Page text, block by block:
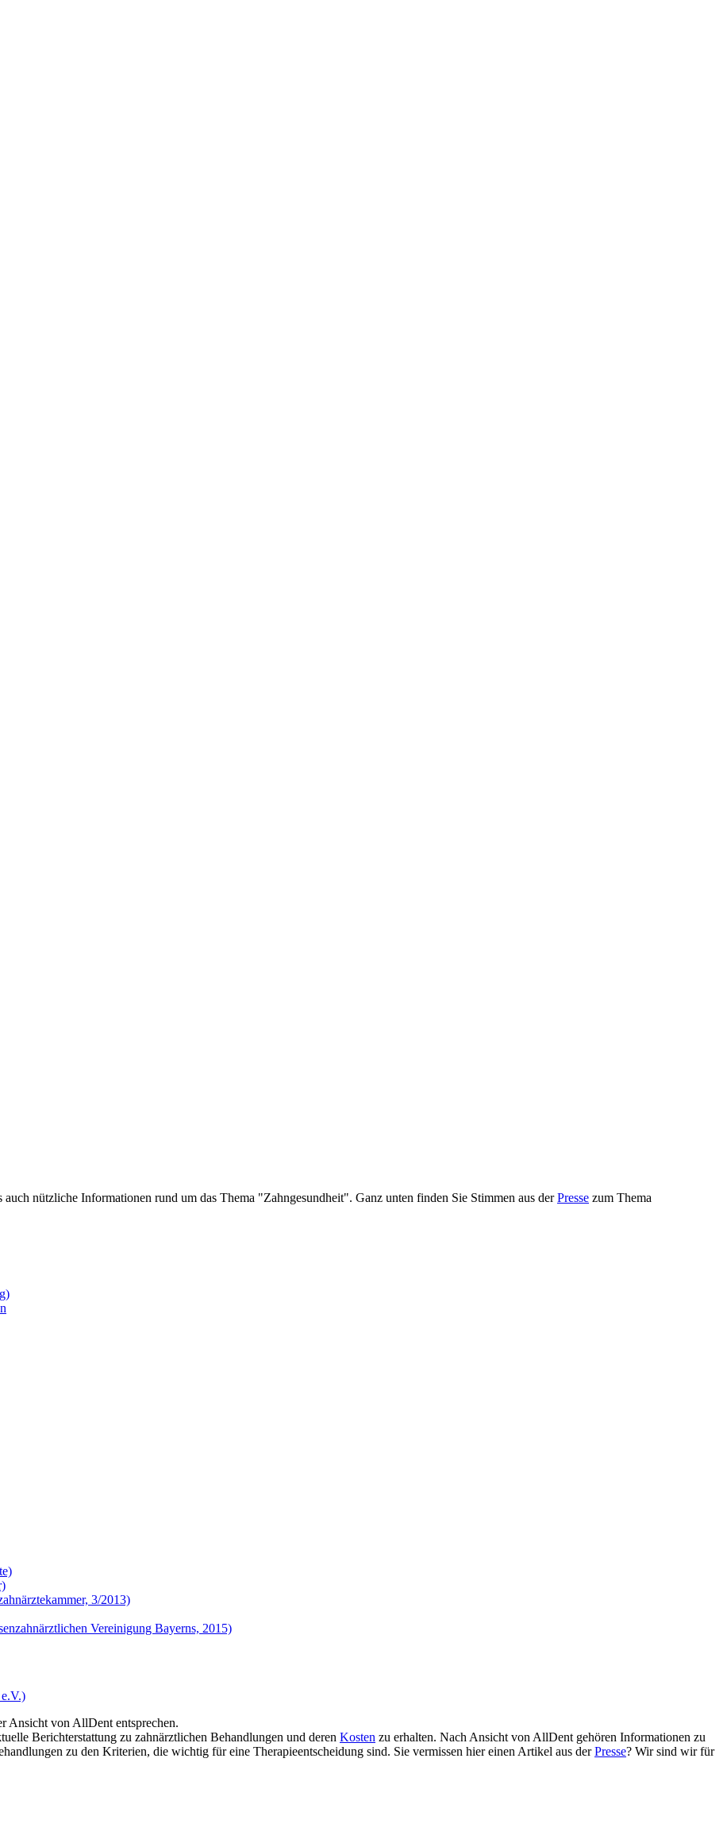
nützliche Informationen rund um das Thema "Zahngesundheit". Ganz unten finden Sie Stimmen aus derPresse zum Thema
3/2013)
Vereinigung Bayerns, 2015)
Ansicht von AllDent entsprechen.
Berichterstattung zu zahnärztlichen Behandlungen und deren Kosten zu erhalten. Nach Ansicht von AllDent gehören Informationen zu
zu den Kriterien, die wichtig für eine Therapieentscheidung sind. Sie vermissen hier einen Artikel aus derPresse? Wir sind wir für